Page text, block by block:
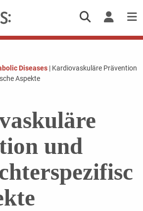
Diseases| Kardiovaskuläre Prävention
Aspekte
und